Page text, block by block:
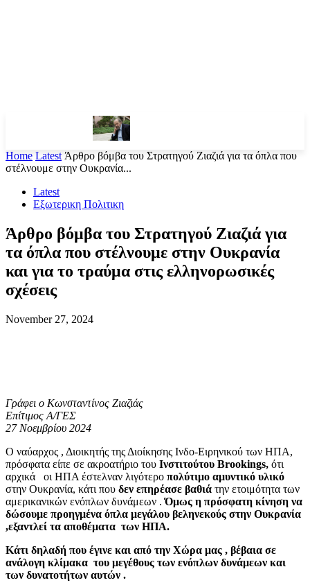
Home Latest Άρθρο βόμβα του Στρατηγού Ζιαζιά για τα όπλα που
στέλνουμε στην Ουκρανία...
Latest
Εξωτερικη Πολιτικη
Άρθρο βόμβα του Στρατηγού Ζιαζιά για
τα όπλα που στέλνουμε στην Ουκρανία
και για το τραύμα στις ελληνορωσικές
σχέσεις
November 27, 2024
Γράφει ο Κωνσταντίνος Ζιαζιάς
Επίτιμος Α/ΓΕΣ
27 Νοεμβρίου 2024
Ο ναύαρχος , Διοικητής της Διοίκησης Ινδο-Ειρηνικού των ΗΠΑ,
πρόσφατα είπε σε ακροατήριο του Ινστιτούτου Brookings, ότι
αρχικά οι ΗΠΑ έστελναν λιγότερο πολύτιμο αμυντικό υλικό
στην Ουκρανία, κάτι που δεν επηρέασε βαθιά την ετοιμότητα των
αμερικανικών ενόπλων δυνάμεων .Όμως η πρόσφατη κίνηση να
δώσουμε προηγμένα όπλα μεγάλου βεληνεκούς στην Ουκρανία
,εξαντλεί τα αποθέματα των ΗΠΑ.
Κάτι δηλαδή που έγινε και από την Χώρα μας , βέβαια σε
ανάλογη κλίμακα του μεγέθους των ενόπλων δυνάμεων και
των δυνατοτήτων αυτών .